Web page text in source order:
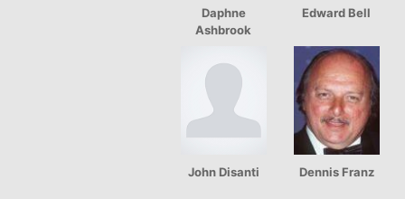
Daphne
Ashbrook
Edward Bell
John Disanti Dennis Franz